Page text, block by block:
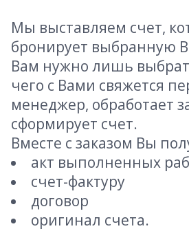
Мы выставляем счет,
бронирует выбранную
Вам нужно лишь
чего с Вами свяжется
менеджер, обработает
сформирует счет.
Вместе с заказом Вы
акт выполненных
счет-фактуру
договор
оригинал счета.